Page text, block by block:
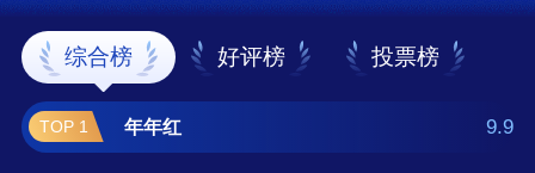
级、口碑、销量等12项指标依据，评选出了雕
花桌十大品牌排行榜，前十名分别是年年红、
美联/MEILUEN、巧夺天工、友联为家、明堂红
木、元亨利、伍氏兴隆、龙顺成、本
素/bensu、大清翰林 。如果您正在查找雕花桌
综合榜 好评榜 投票榜
TOP 1 年年红 9.9